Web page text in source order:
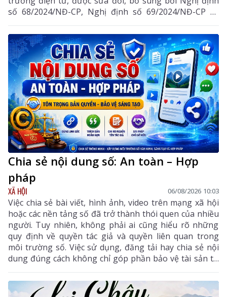
số 68/2024/NĐ-CP, Nghị định số 69/2024/NĐ-CP và
Nghị định số 118/2025/NĐ-CP.
Chia sẻ nội dung số: An toàn – Hợp
pháp
XÃ HỘI 06/08/2026 10:03
Việc chia sẻ bài viết, hình ảnh, video trên mạng xã hội
hoặc các nền tảng số đã trở thành thói quen của nhiều
người. Tuy nhiên, không phải ai cũng hiểu rõ những
quy định về quyền tác giả và quyền liên quan trong
môi trường số. Việc sử dụng, đăng tải hay chia sẻ nội
dung đúng cách không chỉ góp phần bảo vệ tài sản trí
tuệ của tác giả, mà còn giúp mỗi cá nhân tránh những
vi phạm pháp luật khi tham gia không gian mạng.